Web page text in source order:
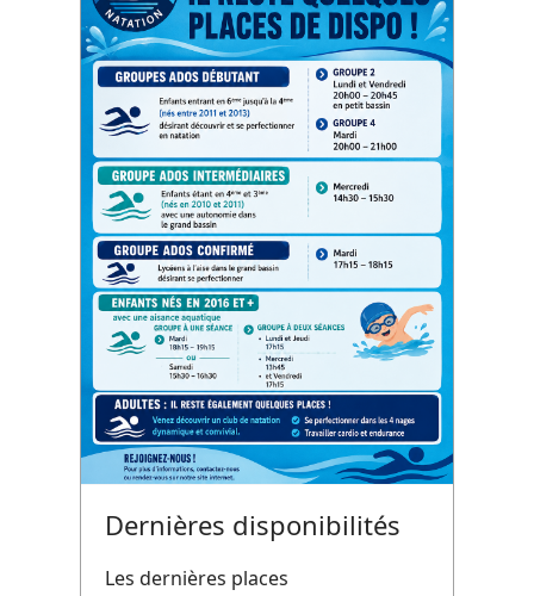
Dernières disponibilités
Les dernières places